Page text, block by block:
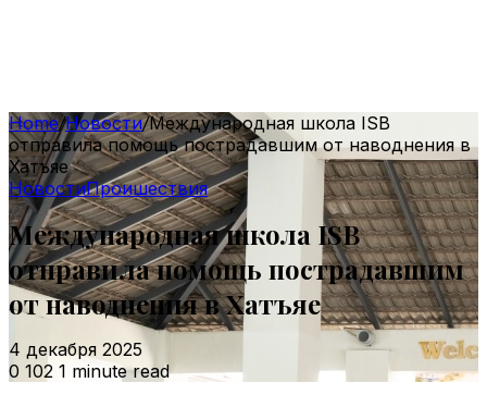
Home/Новости/Международная школа ISB
отправила помощь пострадавшим от наводнения в
Хатъяе
НовостиПроишествия
Международная школа ISB
отправила помощь пострадавшим
от наводнения в Хатъяе
4 декабря 2025
0 102 1 minute read